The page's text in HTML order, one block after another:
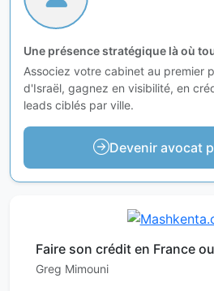
Une présence stratégique là où
Associez votre cabinet au premier
d'Israël, gagnez en visibilité, en
leads ciblés par ville.
Devenir avocat
Faire son crédit en France
Greg Mimouni